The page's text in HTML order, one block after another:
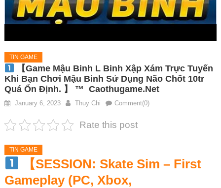
TIN GAME
【game Mậu Binh L Binh Xập Xám Trực Tuyến
Khi Bạn Chơi Mậu Binh Sử Dụng Não Chốt 10tr
Quá Ổn Định. 】 ™ Caothugame.net
January 6, 2023 Thuy Chi Comment(0)
Rate this post
TIN GAME
【SESSION: Skate Sim – First
Gameplay (PC, Xbox,